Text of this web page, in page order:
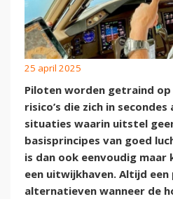
25 april 2025
Piloten worden getraind
risico’s die zich in secondes
situaties waarin uitstel
basisprincipes van goed
is dan ook eenvoudig
een uitwijkhaven. Altijd een
alternatieven wanneer de